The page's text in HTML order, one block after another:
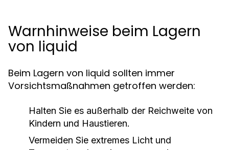
Warnhinweise beim Lagern
von liquid
Beim Lagern von liquid sollten immer
Vorsichtsmaßnahmen getroffen werden:
Halten Sie es außerhalb der Reichweite von
Kindern und Haustieren.
Vermeiden Sie extremes Licht und